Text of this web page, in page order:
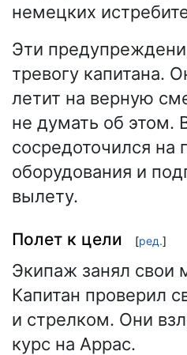
немецких
Эти
тревогу капитана.
летит на верную
не думать об этом.
сосредоточился на
оборудования и
вылету.
Полет к цели [ред.]
Экипаж занял свои
Капитан проверил
и стрелком. Они
курс на Аррас.